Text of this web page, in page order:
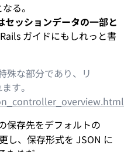
る。
セッションデータの一部と
ガイドにもしれっと書
殊な部分であり、リ
す。
保存先をデフォルトの
し、保存形式を JSON に